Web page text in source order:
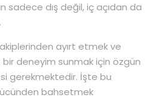
sadece dış değil, iç açıdan da
ayırt etmek ve
deneyim sunmak için özgün
gerekmektedir. İşte bu
bahsetmek